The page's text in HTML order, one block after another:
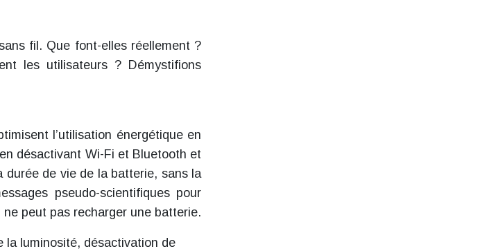
fil. Que font-elles réellement ?
les utilisateurs ? Démystifions
l’utilisation énergétique en
désactivant Wi-Fi et Bluetooth et
durée de vie de la batterie, sans la
pseudo-scientifiques pour
peut pas recharger une batterie.
la luminosité, désactivation de